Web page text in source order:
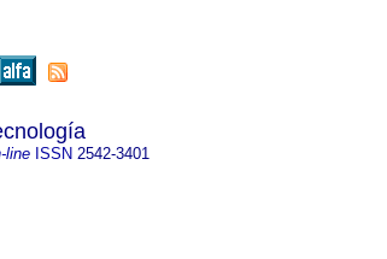
line ISSN 2542-3401